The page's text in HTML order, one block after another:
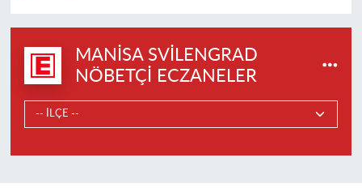
MANISA SVILENGRAD
NÖBETÇI ECZANELER